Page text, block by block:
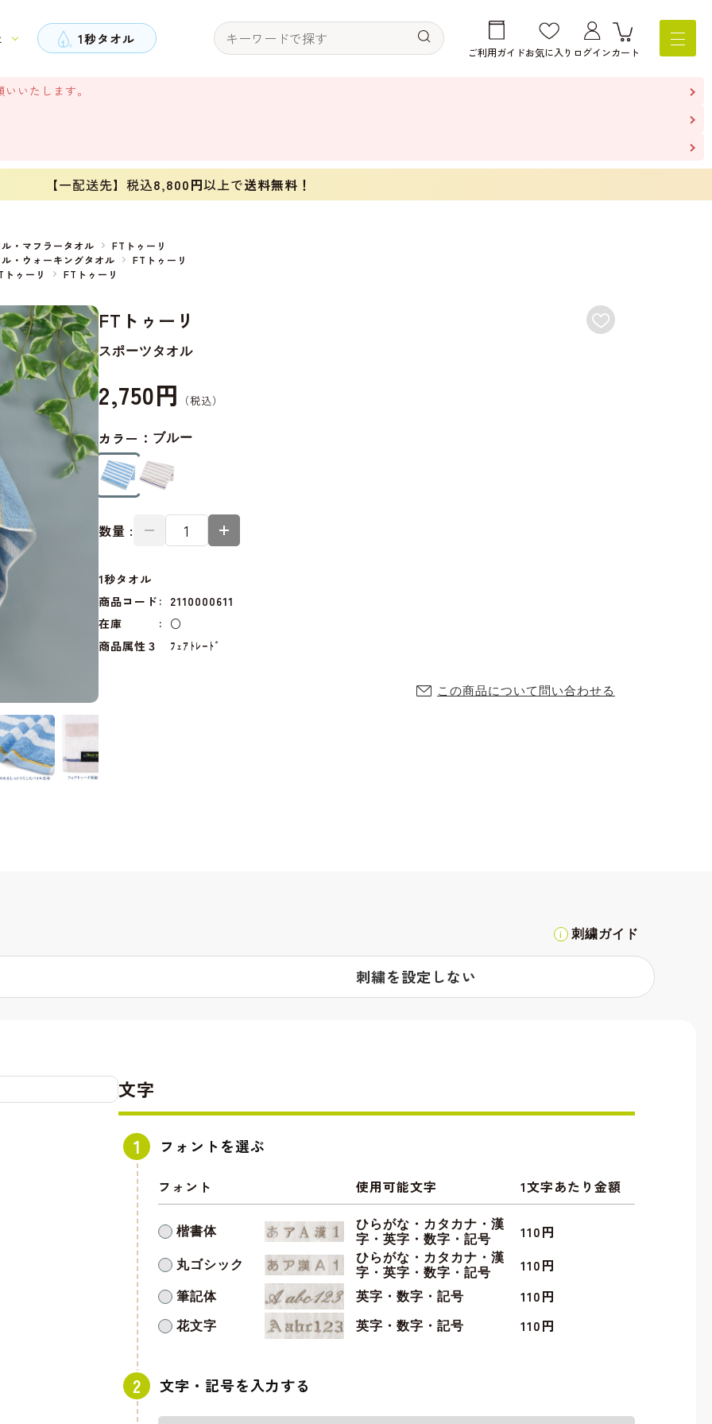
1秒タオル
ご利用ガイドお気に入り ログインカート
いたします。
【一配送先】税込8,800円以上で送料無料！
・マフラータオル
FTトゥーリ
・ウォーキングタオル
FTトゥーリ
トゥーリ FTトゥーリ
FTトゥーリ
スポーツタオル
2,750円
カラー： ブルー
数量 :
1秒タオル
商品コード
2110000611
在庫
○
商品属性３
ﾌｪｱﾄﾚｰﾄﾞ
この商品について問い合わせる
刺繍ガイド
刺繍を設定しない
文字
フォントを選ぶ
フォント 使用可能文字 1文字あたり金額
楷書体
ひらがな・カタカナ・漢
字・英字・数字・記号
110円
丸ゴシック
ひらがな・カタカナ・漢
字・英字・数字・記号
110円
筆記体 英字・数字・記号 110円
花文字 英字・数字・記号 110円
文字・記号を入力する